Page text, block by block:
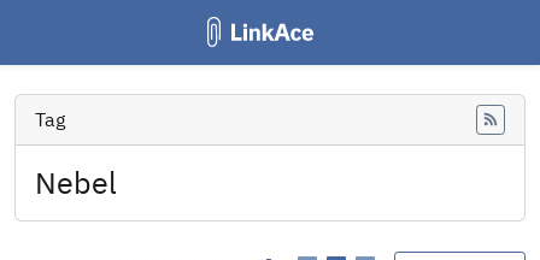
Tag
Nebel